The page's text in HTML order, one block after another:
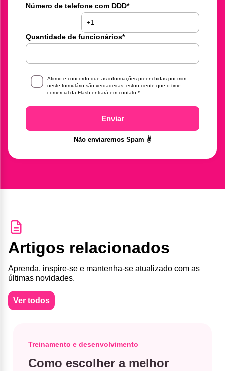
Número de telefone com DDD*
Quantidade de funcionários*
Afirmo e concordo que as informações preenchidas por mim
neste formulário são verdadeiras, estou ciente que o time
comercial da Flash entrará em contato. *
Enviar
Não enviaremos Spam ✌️
Artigos relacionados
Aprenda, inspire-se e mantenha-se atualizado com as
últimas novidades.
Ver todos
Treinamento e desenvolvimento
Como escolher a melhor